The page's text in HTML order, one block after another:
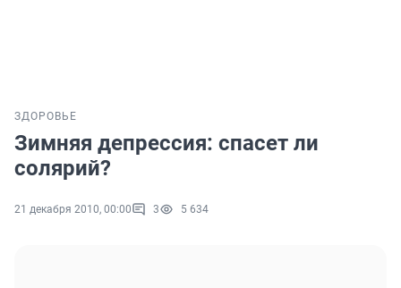
ЗДОРОВЬЕ
Зимняя депрессия: спасет ли
солярий?
21 декабря 2010, 00:00 3 5 634